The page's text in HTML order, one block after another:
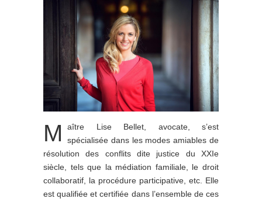
M
aître Lise Bellet, avocate, s’est
spécialisée dans les modes amiables de
résolution des conflits dite justice du XXIe
siècle, tels que la médiation familiale, le droit
collaboratif, la procédure participative, etc. Elle
est qualifiée et certifiée dans l’ensemble de ces